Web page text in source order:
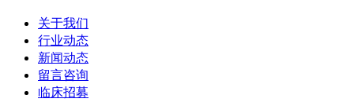
关于我们
行业动态
新闻动态
留言咨询
临床招募